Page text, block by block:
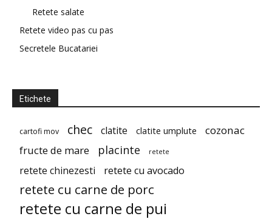
Retete salate
Retete video pas cu pas
Secretele Bucatariei
Etichete
cartofi mov chec clatite clatite umplute
cozonac
fructe de mare
placinte retete
retete chinezesti retete cu avocado
retete cu carne de porc
retete cu carne de pui